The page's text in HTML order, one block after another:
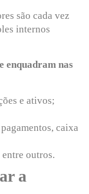
são cada vez
internos
enquadram nas
e ativos;
caixa
outros.
a